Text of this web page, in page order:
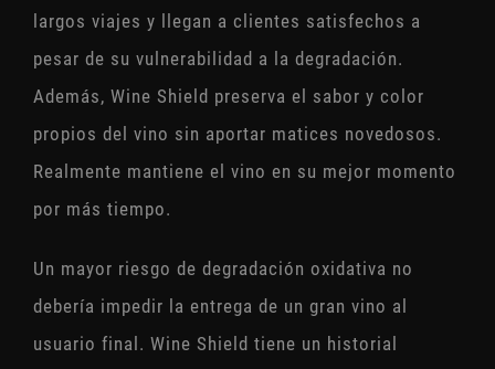
largos viajes y llegan a clientes satisfechos a
pesar de su vulnerabilidad a la degradación.
Además, Wine Shield preserva el sabor y color
propios del vino sin aportar matices novedosos.
Realmente mantiene el vino en su mejor momento
por más tiempo.
Un mayor riesgo de degradación oxidativa no
debería impedir la entrega de un gran vino al
usuario final. Wine Shield tiene un historial